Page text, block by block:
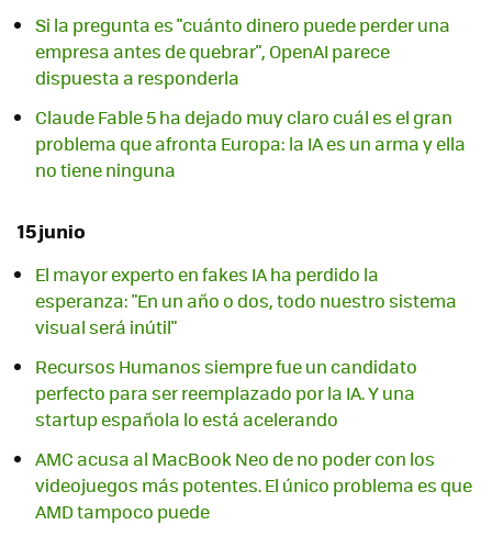
Si la pregunta es "cuánto dinero puede perder una
empresa antes de quebrar", OpenAI parece
dispuesta a responderla
Claude Fable 5 ha dejado muy claro cuál es el gran
problema que afronta Europa: la IA es un arma y ella
no tiene ninguna
15 junio
El mayor experto en fakes IA ha perdido la
esperanza: "En un año o dos, todo nuestro sistema
visual será inútil"
Recursos Humanos siempre fue un candidato
perfecto para ser reemplazado por la IA. Y una
startup española lo está acelerando
AMC acusa al MacBook Neo de no poder con los
videojuegos más potentes. El único problema es que
AMD tampoco puede